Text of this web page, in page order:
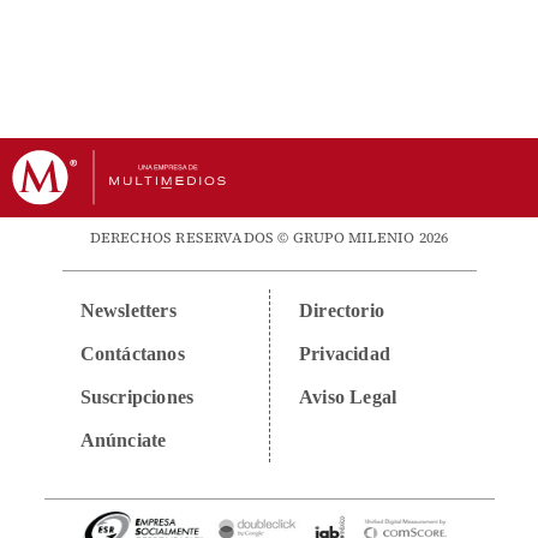
DERECHOS RESERVADOS © GRUPO MILENIO 2026
Newsletters
Contáctanos
Suscripciones
Anúnciate
Directorio
Privacidad
Aviso Legal